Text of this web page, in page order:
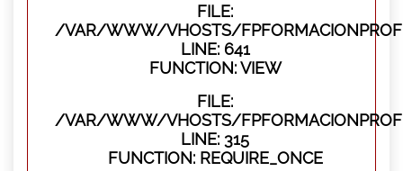
FILE:
/VAR/WWW/VHOSTS/
LINE: 641
FUNCTION: VIEW
FILE:
/VAR/WWW/VHOSTS/
LINE: 315
FUNCTION: REQUIRE_ONCE